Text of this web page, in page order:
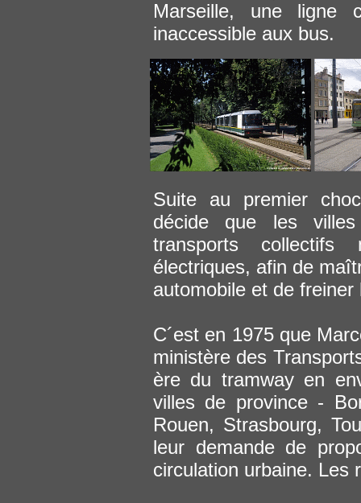
Marseille, une ligne
inaccessible aux bus.
Suite au premier
décide que les
transports
électriques, afin de
automobile et de
C´est en 1975 que
ministère des
ère du tramway en
villes de province -
Rouen, Strasbourg,
leur demande de
circulation urbaine. Les